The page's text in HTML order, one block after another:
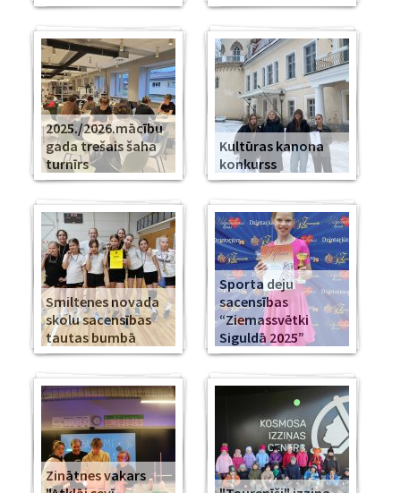
2025./2026.mācību
gada trešais šaha
turnīrs
Kultūras kanona
konkurss
Smiltenes novada
skolu sacensības
tautas bumbā
Sporta deju
sacensības
“Ziemassvētki
Siguldā 2025”
Zinātnes vakars